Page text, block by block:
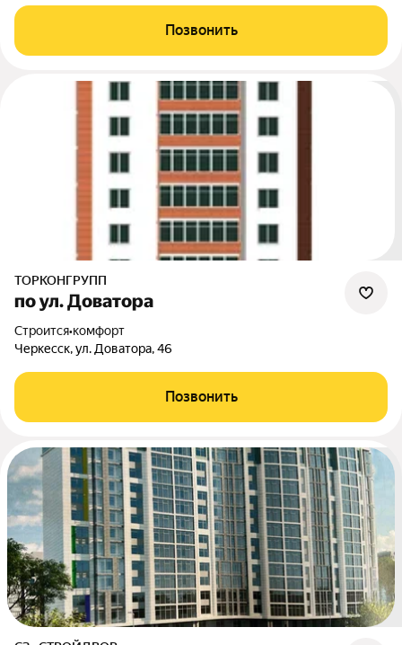
Позвонить
ТОРКОНГРУПП
по ул. Доватора
Строится•комфорт
Черкесск, ул. Доватора, 46
Позвонить